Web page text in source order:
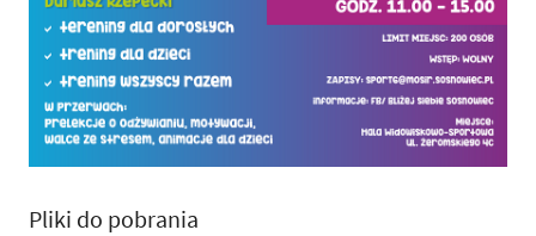
Pliki do pobrania